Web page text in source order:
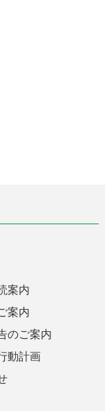
案内
案内
のご案内
動計画